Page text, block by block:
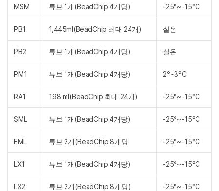
MSM 튜브 1개(BeadChip 4개당) -25°~-15°C
PB1 1,445ml(BeadChip 최대 24개) 실온
PB2 튜브 1개(BeadChip 4개당) 실온
PM1 튜브 1개(BeadChip 4개당) 2°~8°C
RA1 198 ml(BeadChip 최대 24개) -25°~-15°C
SML 튜브 1개(BeadChip 4개당) -25°~-15°C
EML 튜브 2개(BeadChip 8개당 -25°~-15°C
LX1 튜브 1개(BeadChip 4개당) -25°~-15°C
LX2 튜브 2개(BeadChip 8개당) -25°~-15°C